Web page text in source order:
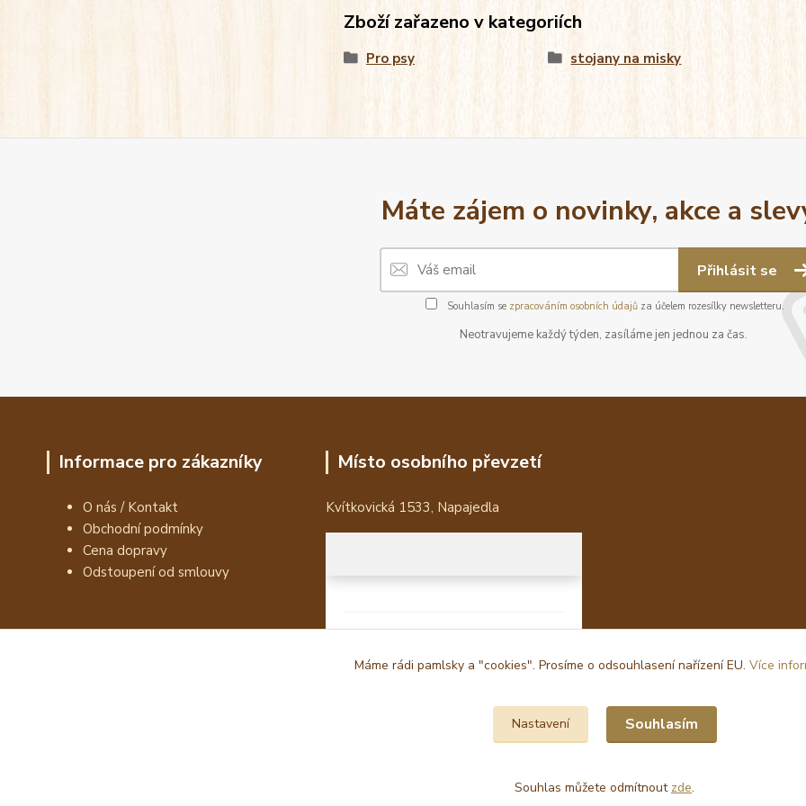
Zboží zařazeno v kategoriích
Pro psy stojany na misky
Máte zájem o novinky, akce a
Přihlásit se
Souhlasím se zpracováním osobních údajůza účelem rozesílky newsletteru.
Neotravujeme každý týden, zasíláme jen jednou za čas.
Informace pro zákazníky
O nás / Kontakt
Obchodní podmínky
Cena dopravy
Odstoupení od smlouvy
Místo osobního převzetí
Kvítkovická 1533, Napajedla
Máme rádi pamlsky a "cookies". Prosíme o odsouhlasení nařízení EU. Více
Nastavení Souhlasím
Souhlas můžete odmítnout zde.